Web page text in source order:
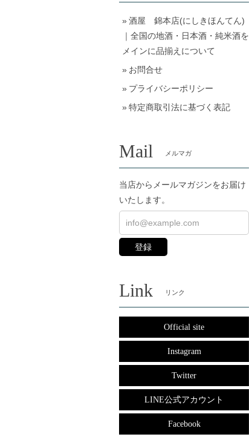
酒屋 錦本店(にしきほんてん)
｜全国の地酒・日本酒・純米酒を
メインに品揃えについて
お問合せ
プライバシーポリシー
特定商取引法に基づく表記
Mail メルマガ
当店からメールマガジンをお届け
いたします。
登録
Link リンク
Official site
Instagram
Twitter
LINE公式アカウント
Facebook